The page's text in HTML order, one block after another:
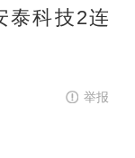
泰科技2连
举报